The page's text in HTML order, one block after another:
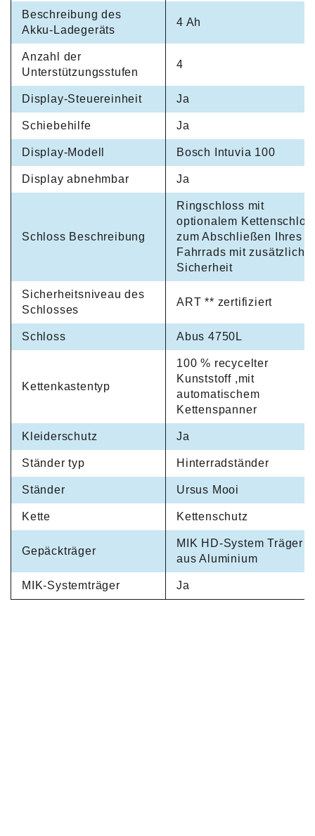
Beschreibung des
Akku-Ladegeräts
4 Ah
Anzahl der
Unterstützungsstufen
4
Display-Steuereinheit Ja
Schiebehilfe Ja
Display-Modell Bosch Intuvia 100
Display abnehmbar Ja
Schloss Beschreibung
Ringschloss mit
optionalem
zum Abschließen Ihres
Fahrrads mit
Sicherheit
Sicherheitsniveau des
Schlosses
ART ** zertifiziert
Schloss Abus 4750L
Kettenkastentyp
100 % recycelter
Kunststoff ,mit
automatischem
Kettenspanner
Kleiderschutz Ja
Ständer typ Hinterradständer
Ständer Ursus Mooi
Kette Kettenschutz
Gepäckträger
MIK HD-System Träger
aus Aluminium
MIK-Systemträger Ja